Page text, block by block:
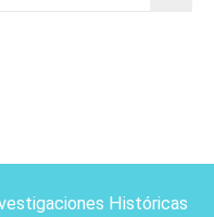
Históricas